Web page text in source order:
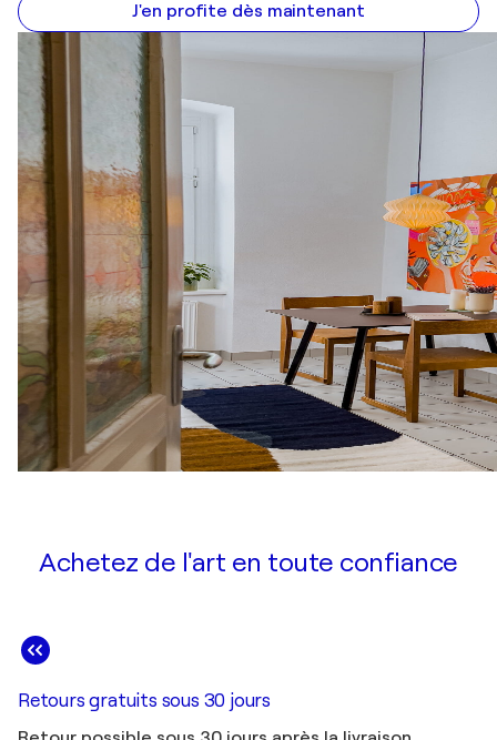
J'en profite dès maintenant
Achetez de l'art en toute confiance
Retours gratuits sous 30 jours